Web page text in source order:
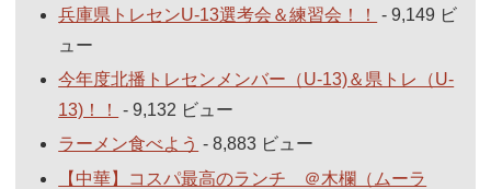
兵庫県トレセンU-13選考会＆練習会！！
- 9,149 ビ
ュー
今年度北播トレセンメンバー（U-13)＆県トレ（U-
13)！！
- 9,132 ビュー
ラーメン食べよう - 8,883 ビュー
【中華】コスパ最高のランチ ＠木欄（ムーラ